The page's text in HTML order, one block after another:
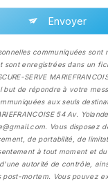
Envoyer
communiquées sont
sont enregistrées dans un
SERVE
but de répondre à votre
aux seuls
54 Av.
Vous disposez
de portabilité, de
à tout moment et
autorité de contrôle,
post-mortem. Vous pouvez